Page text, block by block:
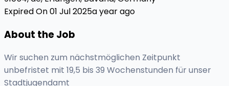
Expired On 01 Jul 2025a year ago
About the Job
Wir suchen zum nächstmöglichen Zeitpunkt
unbefristet mit 19,5 bis 39 Wochenstunden für unser
Stadtjugendamt